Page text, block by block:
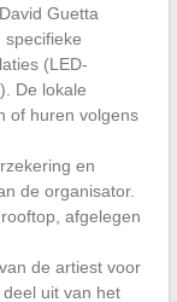
Guetta
(LED-
De lokale
of huren volgens
en
de organisator.
afgelegen
de artiest voor
uit van het